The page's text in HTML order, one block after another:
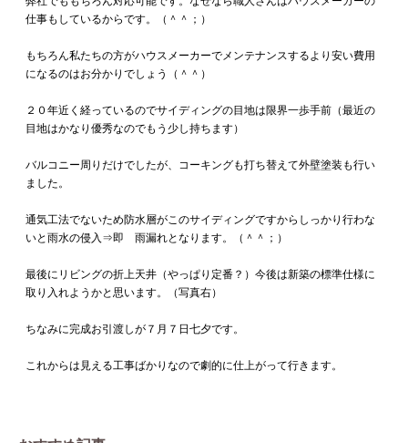
仕事もしているからです。（＾＾；）
もちろん私たちの方がハウスメーカーでメンテナンスするより安い費用
になるのはお分かりでしょう（＾＾）
２０年近く経っているのでサイディングの目地は限界一歩手前（最近の
目地はかなり優秀なのでもう少し持ちます）
バルコニー周りだけでしたが、コーキングも打ち替えて外壁塗装も行い
ました。
通気工法でないため防水層がこのサイディングですからしっかり行わな
いと雨水の侵入⇒即 雨漏れとなります。（＾＾；）
最後にリビングの折上天井（やっぱり定番？）今後は新築の標準仕様に
取り入れようかと思います。（写真右）
ちなみに完成お引渡しが７月７日七夕です。
これからは見える工事ばかりなので劇的に仕上がって行きます。